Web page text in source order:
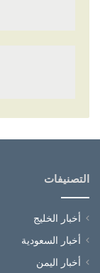
التصنيفات
أخبار الخليج
أخبار السعودية
أخبار اليمن